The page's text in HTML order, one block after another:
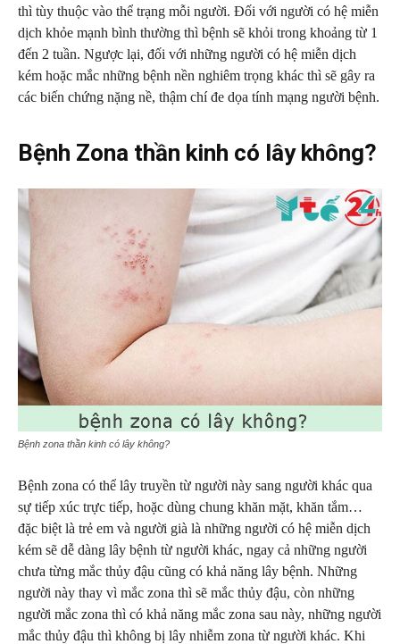
thì tùy thuộc vào thể trạng mỗi người. Đối với người có hệ miễn
dịch khỏe mạnh bình thường thì bệnh sẽ khỏi trong khoảng từ 1
đến 2 tuần. Ngược lại, đối với những người có hệ miễn dịch
kém hoặc mắc những bệnh nền nghiêm trọng khác thì sẽ gây ra
các biến chứng nặng nề, thậm chí đe dọa tính mạng người bệnh.
Bệnh Zona thần kinh có lây không?
Bệnh zona thần kinh có lây không?
Bệnh zona có thể lây truyền từ người này sang người khác qua
sự tiếp xúc trực tiếp, hoặc dùng chung khăn mặt, khăn tắm…
đặc biệt là trẻ em và người già là những người có hệ miễn dịch
kém sẽ dễ dàng lây bệnh từ người khác, ngay cả những người
chưa từng mắc thủy đậu cũng có khả năng lây bệnh. Những
người này thay vì mắc zona thì sẽ mắc thủy đậu, còn những
người mắc zona thì có khả năng mắc zona sau này, những người
mắc thủy đậu thì không bị lây nhiễm zona từ người khác. Khi